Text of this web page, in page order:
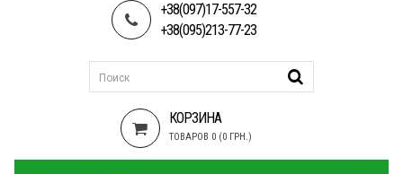
+38(097)17-557-32
+38(095)213-77-23
КОРЗИНА
ТОВАРОВ 0 (0 ГРН.)